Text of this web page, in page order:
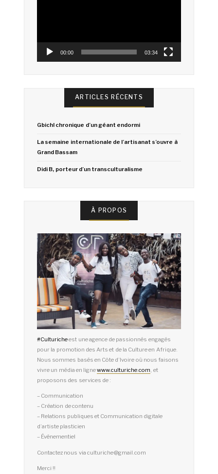
00:00 03:34
ARTICLES RÉCENTS
Gbich! chronique d’un géant endormi
La semaine internationale de l’artisanat s’ouvre à
Grand Bassam
Didi B, porteur d’un transculturalisme
À PROPOS
#Culturicheest une agence de passionnés engagés
pour la promotion des Arts et de la Culture en Afrique.
Nous sommes basés en Côte d’Ivoire où nous faisons
vivre un média en lignewww.culturiche.com, et
proposons des services de :
– Communication
– Création de contenu
– Relations publiques et Communication digitale
d’artiste plasticien
– Événementiel
Contactez nous via culturiche@gmail.com
Merci !!